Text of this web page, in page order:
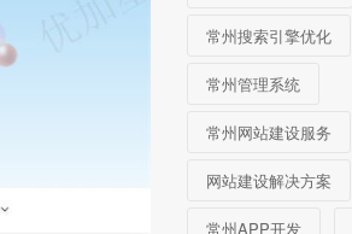
常州搜索引擎优化
常州管理系统
常州网站建设服务
网站建设解决方案
常州APP开发